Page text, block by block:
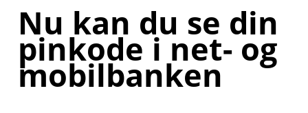
Nu kan du se din
pinkode i net- og
mobilbanken